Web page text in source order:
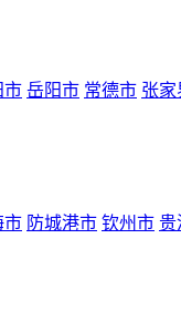
市 岳阳市 常德市 张家
市 防城港市 钦州市 贵